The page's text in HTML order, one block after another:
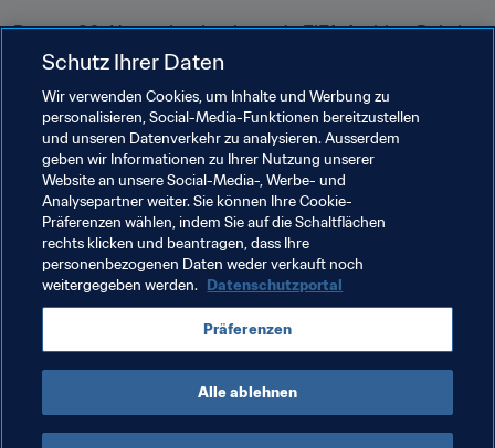
Der am 30. November beginnende FIFA-Arabien-Pokal
2021™ bietet der FIFA und der WHO weitere
Möglichkeiten, sich mithilfe des Fussballs für die
Gesundheitsförderung zu engagieren.
Verwandte Themen
Medizinisch Organisation Organisation
Schutz Ihrer Daten
Wir verwenden Cookies, um Inhalte und Werbung zu
personalisieren, Social-Media-Funktionen bereitzustellen
und unseren Datenverkehr zu analysieren. Ausserdem
geben wir Informationen zu Ihrer Nutzung unserer
Website an unsere Social-Media-, Werbe- und
Analysepartner weiter. Sie können Ihre Cookie-
Präferenzen wählen, indem Sie auf die Schaltflächen
rechts klicken und beantragen, dass Ihre
personenbezogenen Daten weder verkauft noch
weitergegeben werden. Datenschutzportal
Präferenzen
Alle ablehnen